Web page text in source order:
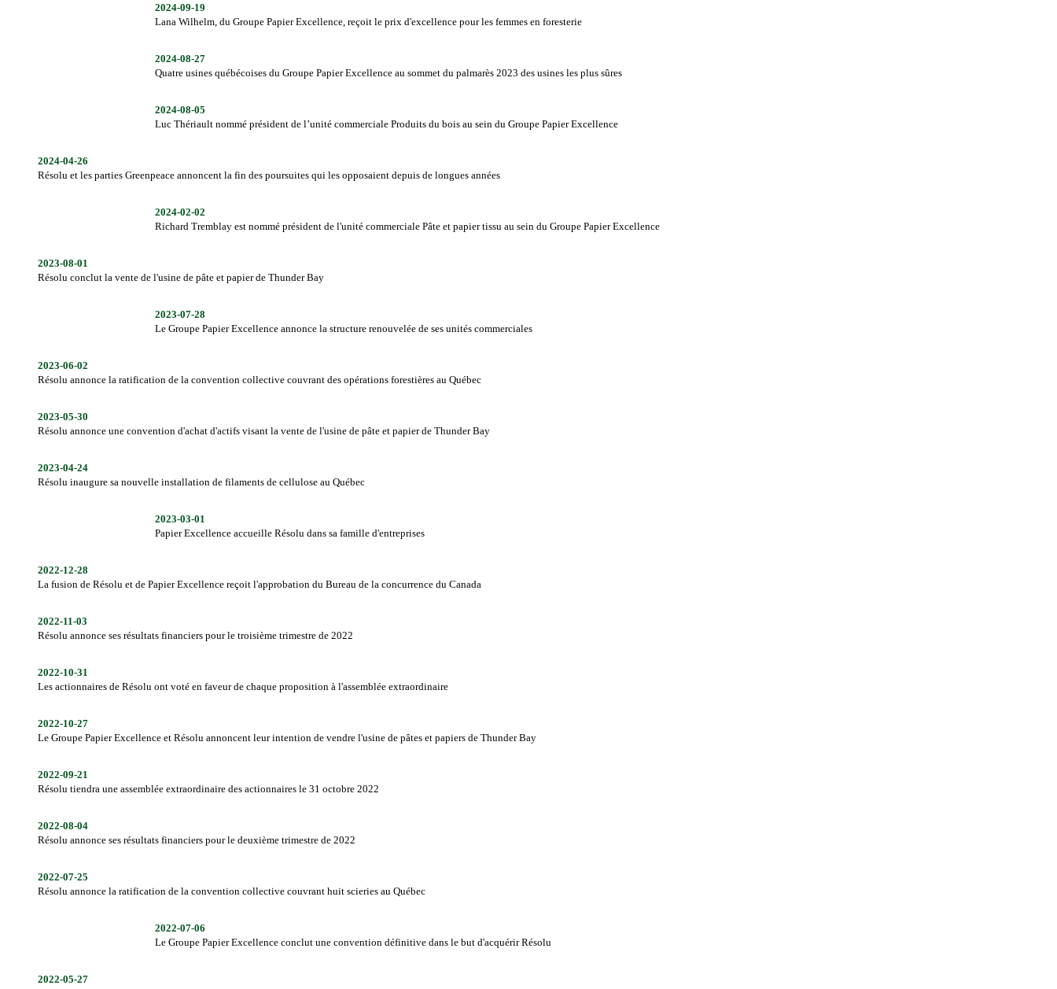
2024-09-19
Lana Wilhelm, du Groupe Papier Excellence, reçoit le prix d'excellence pour les femmes en foresterie
2024-08-27
Quatre usines québécoises du Groupe Papier Excellence au sommet du palmarès 2023 des usines les plus sûres
2024-08-05
Luc Thériault nommé président de l’unité commerciale Produits du bois au sein du Groupe Papier Excellence
2024-04-26
Résolu et les parties Greenpeace annoncent la fin des poursuites qui les opposaient depuis de longues années
2024-02-02
Richard Tremblay est nommé président de l'unité commerciale Pâte et papier tissu au sein du Groupe Papier Excellence
2023-08-01
Résolu conclut la vente de l'usine de pâte et papier de Thunder Bay
2023-07-28
Le Groupe Papier Excellence annonce la structure renouvelée de ses unités commerciales
2023-06-02
Résolu annonce la ratification de la convention collective couvrant des opérations forestières au Québec
2023-05-30
Résolu annonce une convention d'achat d'actifs visant la vente de l'usine de pâte et papier de Thunder Bay
2023-04-24
Résolu inaugure sa nouvelle installation de filaments de cellulose au Québec
2023-03-01
Papier Excellence accueille Résolu dans sa famille d'entreprises
2022-12-28
La fusion de Résolu et de Papier Excellence reçoit l'approbation du Bureau de la concurrence du Canada
2022-11-03
Résolu annonce ses résultats financiers pour le troisième trimestre de 2022
2022-10-31
Les actionnaires de Résolu ont voté en faveur de chaque proposition à l'assemblée extraordinaire
2022-10-27
Le Groupe Papier Excellence et Résolu annoncent leur intention de vendre l'usine de pâtes et papiers de Thunder Bay
2022-09-21
Résolu tiendra une assemblée extraordinaire des actionnaires le 31 octobre 2022
2022-08-04
Résolu annonce ses résultats financiers pour le deuxième trimestre de 2022
2022-07-25
Résolu annonce la ratification de la convention collective couvrant huit scieries au Québec
2022-07-06
Le Groupe Papier Excellence conclut une convention définitive dans le but d'acquérir Résolu
2022-05-27